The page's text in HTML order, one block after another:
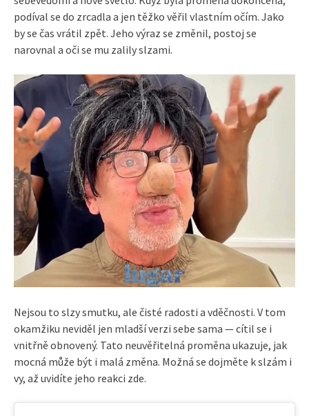
podíval se do zrcadla a jen těžko věřil vlastním očím. Jako
by se čas vrátil zpět. Jeho výraz se změnil, postoj se
narovnal a oči se mu zalily slzami.
Nejsou to slzy smutku, ale čisté radosti a vděčnosti. V tom
okamžiku neviděl jen mladší verzi sebe sama — cítil se i
vnitřně obnovený. Tato neuvěřitelná proměna ukazuje, jak
mocná může být i malá změna. Možná se dojměte k slzám i
vy, až uvidíte jeho reakci zde.